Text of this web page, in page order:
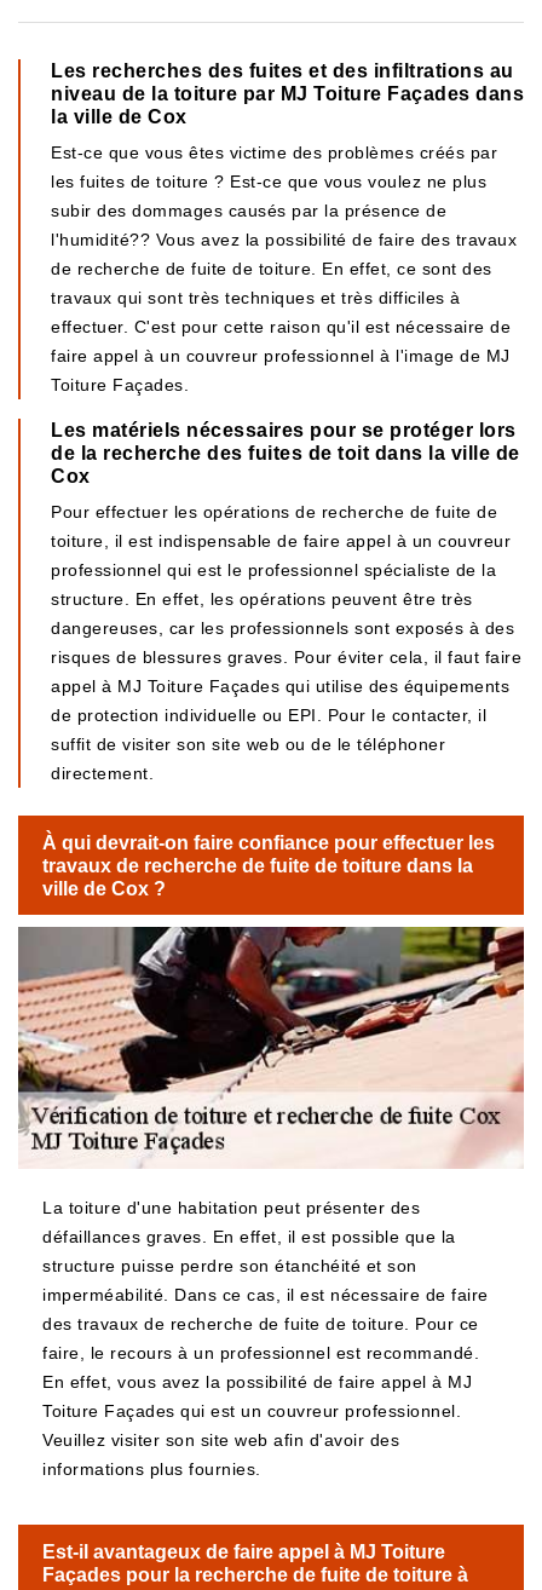
Les recherches des fuites et des infiltrations au
niveau de la toiture par MJ Toiture Façades dans
la ville de Cox
Est-ce que vous êtes victime des problèmes créés par
les fuites de toiture ? Est-ce que vous voulez ne plus
subir des dommages causés par la présence de
l'humidité?? Vous avez la possibilité de faire des travaux
de recherche de fuite de toiture. En effet, ce sont des
travaux qui sont très techniques et très difficiles à
effectuer. C'est pour cette raison qu'il est nécessaire de
faire appel à un couvreur professionnel à l'image de MJ
Toiture Façades.
Les matériels nécessaires pour se protéger lors
de la recherche des fuites de toit dans la ville de
Cox
Pour effectuer les opérations de recherche de fuite de
toiture, il est indispensable de faire appel à un couvreur
professionnel qui est le professionnel spécialiste de la
structure. En effet, les opérations peuvent être très
dangereuses, car les professionnels sont exposés à des
risques de blessures graves. Pour éviter cela, il faut faire
appel à MJ Toiture Façades qui utilise des équipements
de protection individuelle ou EPI. Pour le contacter, il
suffit de visiter son site web ou de le téléphoner
directement.
À qui devrait-on faire confiance pour effectuer les
travaux de recherche de fuite de toiture dans la
ville de Cox ?
La toiture d'une habitation peut présenter des
défaillances graves. En effet, il est possible que la
structure puisse perdre son étanchéité et son
imperméabilité. Dans ce cas, il est nécessaire de faire
des travaux de recherche de fuite de toiture. Pour ce
faire, le recours à un professionnel est recommandé.
En effet, vous avez la possibilité de faire appel à MJ
Toiture Façades qui est un couvreur professionnel.
Veuillez visiter son site web afin d'avoir des
informations plus fournies.
Est-il avantageux de faire appel à MJ Toiture
Façades pour la recherche de fuite de toiture à